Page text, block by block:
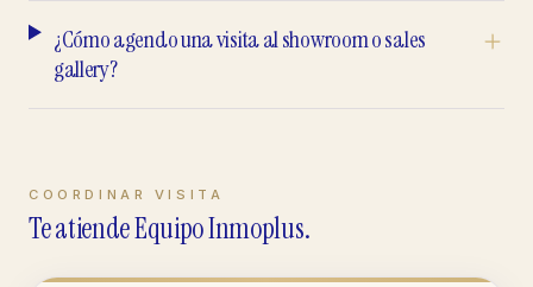
¿Cómo agendo una visita al showroom o sales
gallery?
COORDINAR VISITA
Te atiende Equipo Inmoplus.